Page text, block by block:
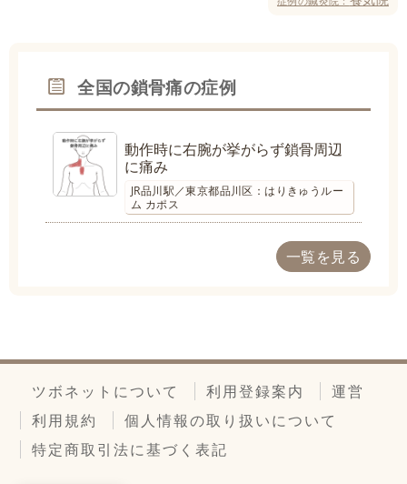
全国の鎖骨痛の症例
動作時に右腕が挙がらず鎖骨周辺
に痛み
JR品川駅／東京都品川区：はりきゅうルー
ム カポス
一覧を見る
ツボネットについて 利用登録案内
運営
利用規約
個人情報の取り扱いについて
特定商取引法に基づく表記